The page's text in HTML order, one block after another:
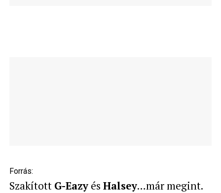
Forrás:
Szakított G-Eazyés Halsey…már megint.